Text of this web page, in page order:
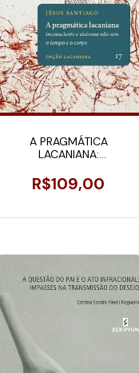
A PRAGMÁTICA
LACANIANA:
NÃO SEM O TEMPO E O
CORPO
R$109,00